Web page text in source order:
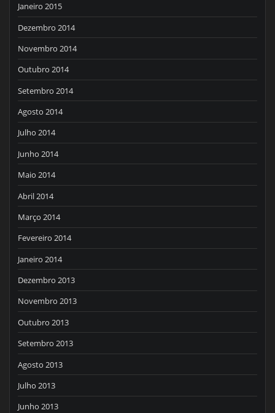
Janeiro 2015
Dezembro 2014
Novembro 2014
Outubro 2014
Setembro 2014
Agosto 2014
Julho 2014
Junho 2014
Maio 2014
Abril 2014
Março 2014
Fevereiro 2014
Janeiro 2014
Dezembro 2013
Novembro 2013
Outubro 2013
Setembro 2013
Agosto 2013
Julho 2013
Junho 2013